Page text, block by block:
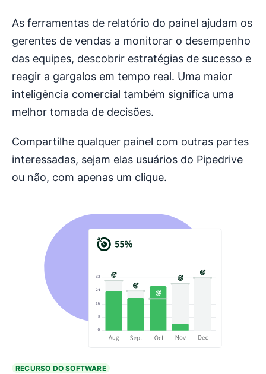
As ferramentas de relatório do painel ajudam os
gerentes de vendas a monitorar o desempenho
das equipes, descobrir estratégias de sucesso e
reagir a gargalos em tempo real. Uma maior
inteligência comercial também significa uma
melhor tomada de decisões.
Compartilhe qualquer painel com outras partes
interessadas, sejam elas usuários do Pipedrive
ou não, com apenas um clique.
RECURSO DO SOFTWARE